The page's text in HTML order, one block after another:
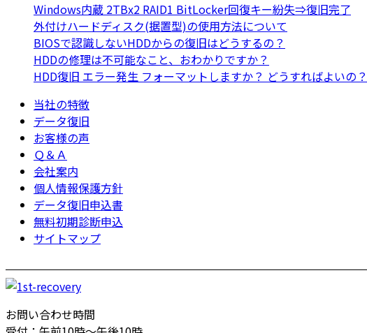
Windows内蔵 2TBx2 RAID1 BitLocker回復キー紛失⇒復旧完了
外付けハードディスク(据置型)の使用方法について
BIOSで認識しないHDDからの復旧はどうするの？
HDDの修理は不可能なこと、おわかりですか？
HDD復旧 エラー発生 フォーマットしますか？ どうすればよいの？
当社の特徴
データ復旧
お客様の声
Ｑ＆Ａ
会社案内
個人情報保護方針
データ復旧申込書
無料初期診断申込
サイトマップ
お問い合わせ時間